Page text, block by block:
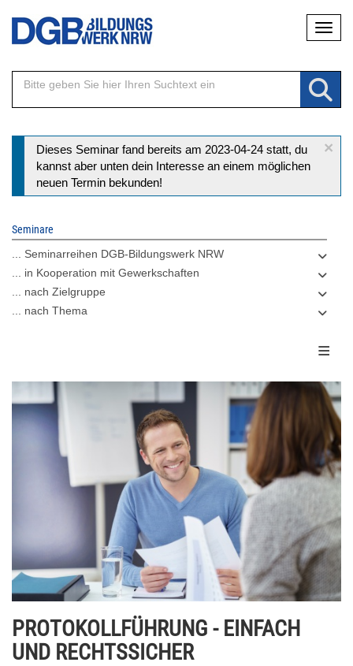
Direkt
Inhalt
×
Statusmeldung
Dieses Seminar fand bereits am 2023-04-24 statt, du
kannst aber unten dein Interesse an einem möglichen
neuen Termin bekunden!
Seminare
... Seminarreihen DGB-Bildungswerk NRW
... in Kooperation mit Gewerkschaften
... nach Zielgruppe
... nach Thema
PROTOKOLLFÜHRUNG - EINFACH
UND RECHTSSICHER